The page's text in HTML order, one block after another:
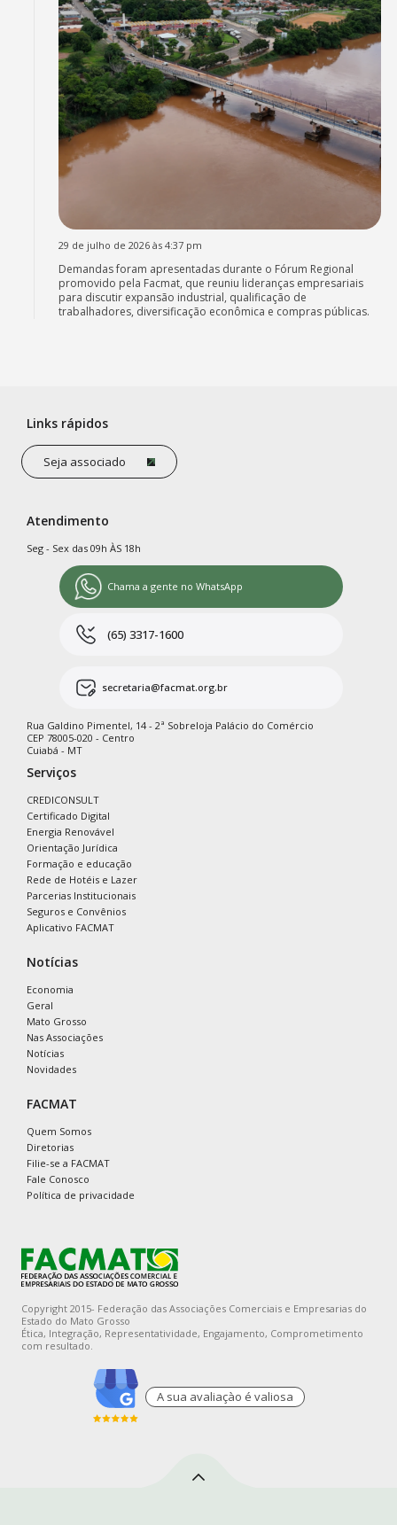
29 de julho de 2026 às 4:37 pm
Demandas foram apresentadas durante o Fórum Regional
promovido pela Facmat, que reuniu lideranças empresariais
para discutir expansão industrial, qualificação de
trabalhadores, diversificação econômica e compras públicas.
Links rápidos
Seja associado
Atendimento
Seg - Sex das 09h ÀS 18h
Chama a gente no WhatsApp
(65) 3317-1600
secretaria@facmat.org.br
Rua Galdino Pimentel, 14 - 2ª Sobreloja Palácio do Comércio
CEP 78005-020 - Centro
Cuiabá - MT
Serviços
CREDICONSULT
Certificado Digital
Energia Renovável
Orientação Jurídica
Formação e educação
Rede de Hotéis e Lazer
Parcerias Institucionais
Seguros e Convênios
Aplicativo FACMAT
Notícias
Economia
Geral
Mato Grosso
Nas Associações
Notícias
Novidades
FACMAT
Quem Somos
Diretorias
Filie-se a FACMAT
Fale Conosco
Política de privacidade
Copyright 2015- Federação das Associações Comerciais e Empresarias do
Estado do Mato Grosso
Ética, Integração, Representatividade, Engajamento, Comprometimento
com resultado.
A sua avaliaçào é valiosa